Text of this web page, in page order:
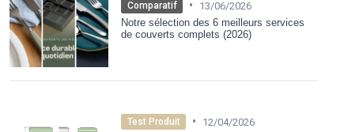
Comparatif •
13/06/2026
Notre sélection des 6 meilleurs services
de couverts complets (2026)
Test Produit •
12/04/2026